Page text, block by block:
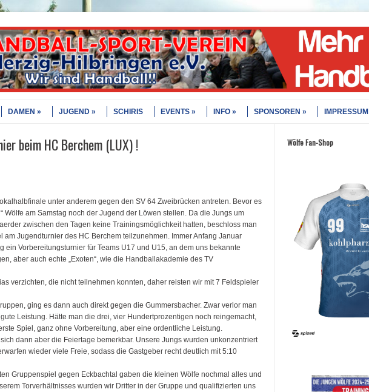
DAMEN JUGEND SCHIRIS EVENTS INFO SPONSOREN IMPRESSUM
beim HC Berchem (LUX) !
unter anderem gegen den SV 64 Zweibrücken antreten. Bevor es
Wölfe am Samstag noch der Jugend der Löwen stellen. Da die Jungs um
zwischen den Tagen keine Trainingsmöglichkeit hatten, beschloss man
am Jugendturnier des HC Berchem teilzunehmen. Immer Anfang Januar
ein Vorbereitungsturnier für Teams U17 und U15, an dem uns bekannte
aber auch echte „Exoten“, wie die Handballakademie des TV
verzichten, die nicht teilnehmen konnten, daher reisten wir mit 7 Feldspieler
ging es dann auch direkt gegen die Gummersbacher. Zwar verlor man
Leistung. Hätte man die drei, vier Hundertprozentigen noch reingemacht,
Spiel, ganz ohne Vorbereitung, aber eine ordentliche Leistung.
dann aber die Feiertage bemerkbar. Unsere Jungs wurden unkonzentriert
wieder viele Freie, sodass die Gastgeber recht deutlich mit 5:10
Gruppenspiel gegen Eckbachtal gaben die kleinen Wölfe nochmal alles und
Torverhältnisses wurden wir Dritter in der Gruppe und qualifizierten uns
Wölfe Fan-Shop